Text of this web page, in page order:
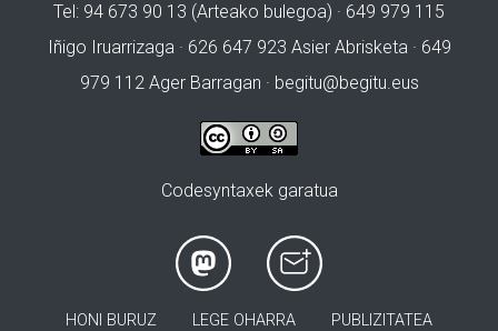
Tel: 94 673 90 13 (Arteako bulegoa) · 649 979 115
Iñigo Iruarrizaga · 626 647 923 Asier Abrisketa · 649
979 112 Ager Barragan · begitu@begitu.eus
Codesyntaxek garatua
HONI BURUZ LEGE OHARRA PUBLIZITATEA